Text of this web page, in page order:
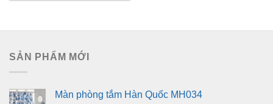
SẢN PHẨM MỚI
Màn phòng tắm Hàn Quốc MH034